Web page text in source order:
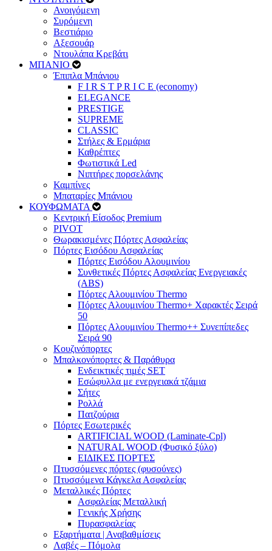
Ανοιγόμενη
Συρόμενη
Βεστιάριο
Αξεσουάρ
Ντουλάπα Κρεβάτι
ΜΠΑΝΙΟ
Έπιπλα Μπάνιου
F I R S T P R I C E (economy)
ELEGANCE
PRESTIGE
SUPREME
CLASSIC
Στήλες & Ερμάρια
Καθρέπτες
Φωτιστικά Led
Νιπτήρες πορσελάνης
Καμπίνες
Μπαταρίες Μπάνιου
ΚΟΥΦΩΜΑΤΑ
Κεντρική Είσοδος Premium
PIVOT
Θωρακισμένες Πόρτες Ασφαλείας
Πόρτες Εισόδου Ασφαλείας
Πόρτες Eισόδου Αλουμινίου
Συνθετικές Πόρτες Ασφαλείας Ενεργειακές
(ABS)
Πόρτες Αλουμινίου Thermo
Πόρτες Αλουμινίου Thermo+ Χαρακτές Σειρά
50
Πόρτες Αλουμινίου Thermo++ Συνεπίπεδες
Σειρά 90
Κουζινόπορτες
Μπαλκονόπορτες & Παράθυρα
Ενδεικτικές τιμές SET
Εσώφυλλα με ενεργειακά τζάμια
Σήτες
Ρολλά
Πατζούρια
Πόρτες Εσωτερικές
ARTIFICIAL WOOD (Laminate-Cpl)
NATURAL WOOD (Φυσικό ξύλο)
ΕΙΔΙΚΕΣ ΠΟΡΤΕΣ
Πτυσσόμενες πόρτες (φυσούνες)
Πτυσσόμενα Κάγκελα Ασφαλείας
Μεταλλικές Πόρτες
Ασφαλείας Μεταλλική
Γενικής Χρήσης
Πυρασφαλείας
Εξαρτήματα | Αναβαθμίσεις
Λαβές – Πόμολα